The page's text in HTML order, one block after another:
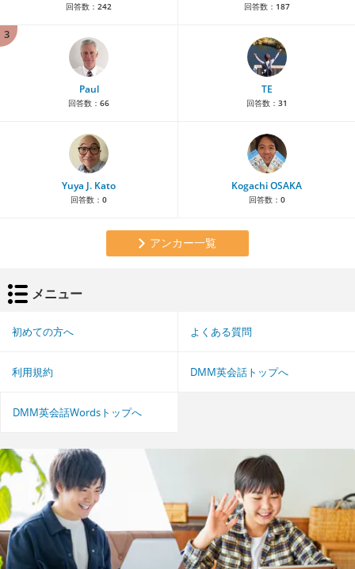
回答数： 242 回答数： 187
3
Paul
回答数： 66
TE
回答数： 31
Yuya J. Kato
回答数： 0
Kogachi OSAKA
回答数： 0
アンカー一覧
メニュー
初めての方へ よくある質問
利用規約 DMM英会話トップへ
DMM英会話Wordsトップへ